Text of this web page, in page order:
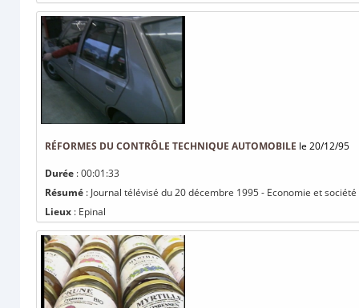
RÉFORMES DU CONTRÔLE TECHNIQUE AUTOMOBILE le 20/12/95
Durée : 00:01:33
Résumé : Journal télévisé du 20 décembre 1995 - Economie et
Lieux : Epinal